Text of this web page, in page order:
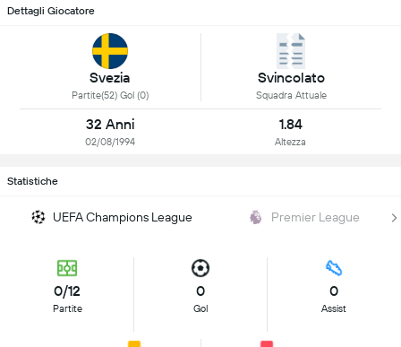
Dettagli Giocatore
Svezia
Partite(52) Gol (0)
Svincolato
Squadra Attuale
32 Anni
02/08/1994
1.84
Altezza
Statistiche
UEFA Champions League Premier League
0/12
Partite
0
Gol
0
Assist